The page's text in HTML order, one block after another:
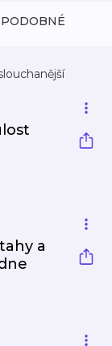
PODOBNÉ
a